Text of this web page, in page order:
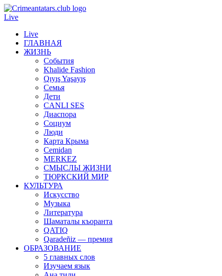
Live
Live
ГЛАВНАЯ
ЖИЗНЬ
События
Khalide Fashion
Qıyış Yaşayış
Семья
Дети
CANLI SES
Диаспора
Социум
Люди
Карта Крыма
Cemidan
МERKEZ
СМЫСЛЫ ЖИЗНИ
ТЮРКСКИЙ МИР
КУЛЬТУРА
Искусство
Музыка
Литература
Шаматалы къоранта
QATIQ
Qaradeñiz — премия
ОБРАЗОВАНИЕ
5 главных слов
Изучаем язык